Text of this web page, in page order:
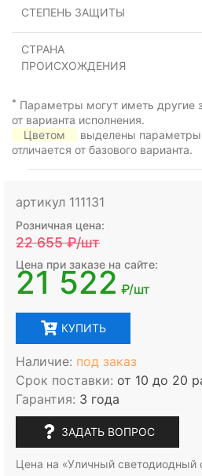
СТЕПЕНЬ ЗАЩИТЫ
СТРАНА
ПРОИСХОЖДЕНИЯ
* Параметры могут иметь другие
от варианта исполнения.
Цветом
выделены
отличается от базового варианта.
артикул 111131
Розничная цена:
22 655₽/шт
Цена при заказе на сайте:
21 522 ₽/шт
КУПИТЬ
Наличие: под заказ
Срок поставки: от 10 до 20
Гарантия: 3 года
ЗАДАТЬ ВОПРОС
Цена на «Уличный светодиодный